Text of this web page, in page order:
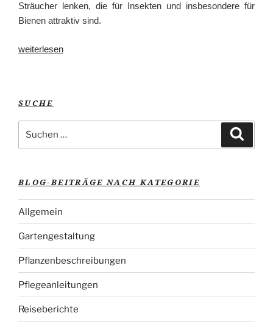
Sträucher lenken, die für Insekten und insbesondere für
Bienen attraktiv sind.
„Bienenfreundliche
Garten“
weiterlesen
SUCHE
nach:
BLOG-BEITRÄGE NACH KATEGORIE
Allgemein
Gartengestaltung
Pflanzenbeschreibungen
Pflegeanleitungen
Reiseberichte